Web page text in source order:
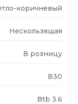
коричневый
Нескользящая
В розницу
В30
Btb 3.6